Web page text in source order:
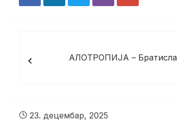
чланкаАЛОТРОПИЈА –
23. децембар, 2025